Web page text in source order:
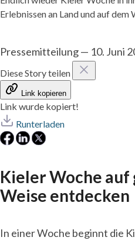
Erlebnissen an Land und auf dem
Pressemitteilung— 10. Juni
Diese Story teilen
Link kopieren
Link wurde kopiert!
Runterladen
Kieler Woche auf
Weise entdecken
In einer Woche beginnt die